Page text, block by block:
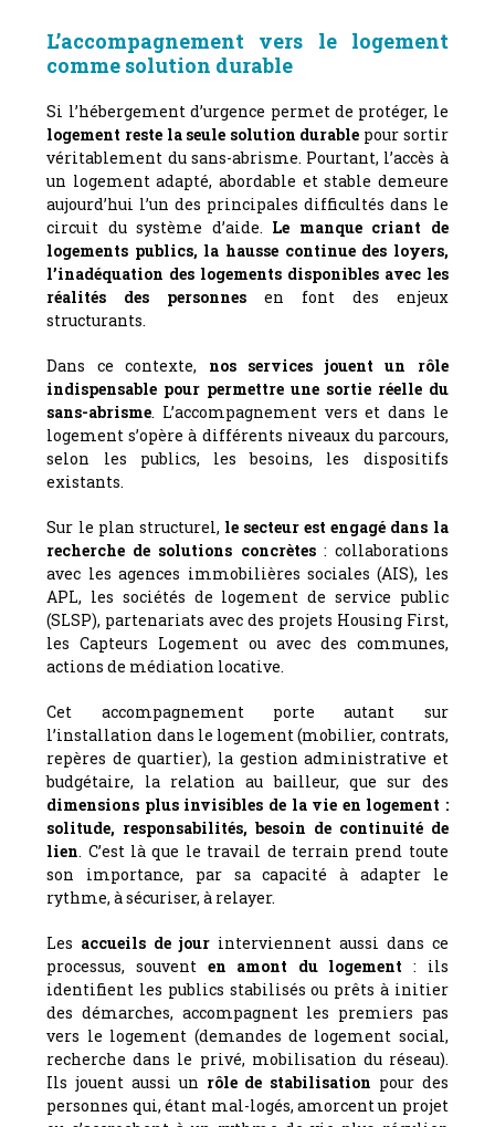
L’accompagnement vers le logement
comme solution durable
Si l’hébergement d’urgence permet de protéger, le
logement reste la seule solution durable pour sortir
véritablement du sans-abrisme. Pourtant, l’accès à
un logement adapté, abordable et stable demeure
aujourd’hui l’un des principales difficultés dans le
circuit du système d’aide. Le manque criant de
logements publics, la hausse continue des loyers,
l’inadéquation des logements disponibles avec les
réalités des personnes en font des enjeux
structurants.
Dans ce contexte, nos services jouent un rôle
indispensable pour permettre une sortie réelle du
sans-abrisme. L’accompagnement vers et dans le
logement s’opère à différents niveaux du parcours,
selon les publics, les besoins, les dispositifs
existants.
Sur le plan structurel, le secteur est engagé dans la
recherche de solutions concrètes: collaborations
avec les agences immobilières sociales (AIS), les
APL, les sociétés de logement de service public
(SLSP), partenariats avec des projets Housing First,
les Capteurs Logement ou avec des communes,
actions de médiation locative.
Cet accompagnement porte autant sur
l’installation dans le logement (mobilier, contrats,
repères de quartier), la gestion administrative et
budgétaire, la relation au bailleur, que sur des
dimensions plus invisibles de la vie en logement :
solitude, responsabilités, besoin de continuité de
lien. C’est là que le travail de terrain prend toute
son importance, par sa capacité à adapter le
rythme, à sécuriser, à relayer.
Les accueils de jour interviennent aussi dans ce
processus, souvent en amont du logement : ils
identifient les publics stabilisés ou prêts à initier
des démarches, accompagnent les premiers pas
vers le logement (demandes de logement social,
recherche dans le privé, mobilisation du réseau).
Ils jouent aussi un rôle de stabilisation pour des
personnes qui, étant mal-logés, amorcent un projet